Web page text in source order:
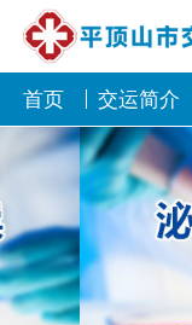
首页 交运简介